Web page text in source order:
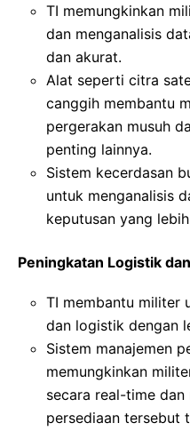
TI memungkinkan
dan menganalisis
dan akurat.
Alat seperti citra
canggih membantu
pergerakan musuh
penting lainnya.
Sistem kecerdasan
untuk menganalisis
keputusan yang
Peningkatan Logistik
TI membantu militer
dan logistik dengan
Sistem manajemen
memungkinkan
secara real-time
persediaan tersebut